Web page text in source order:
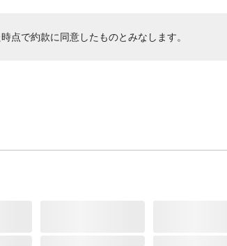
点で約款に同意したものとみなします。